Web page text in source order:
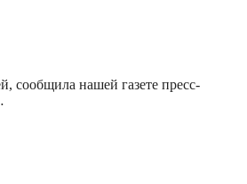
сообщила нашей газете пресс-